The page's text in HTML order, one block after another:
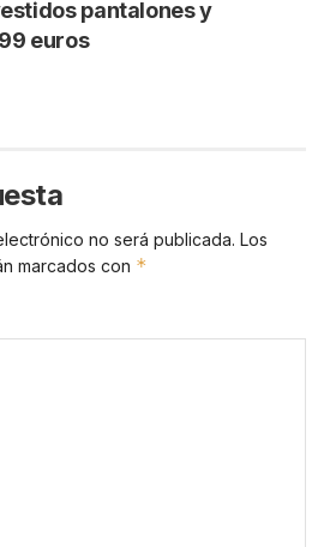
pantalones y
euros
no será publicada. Los
marcados con *